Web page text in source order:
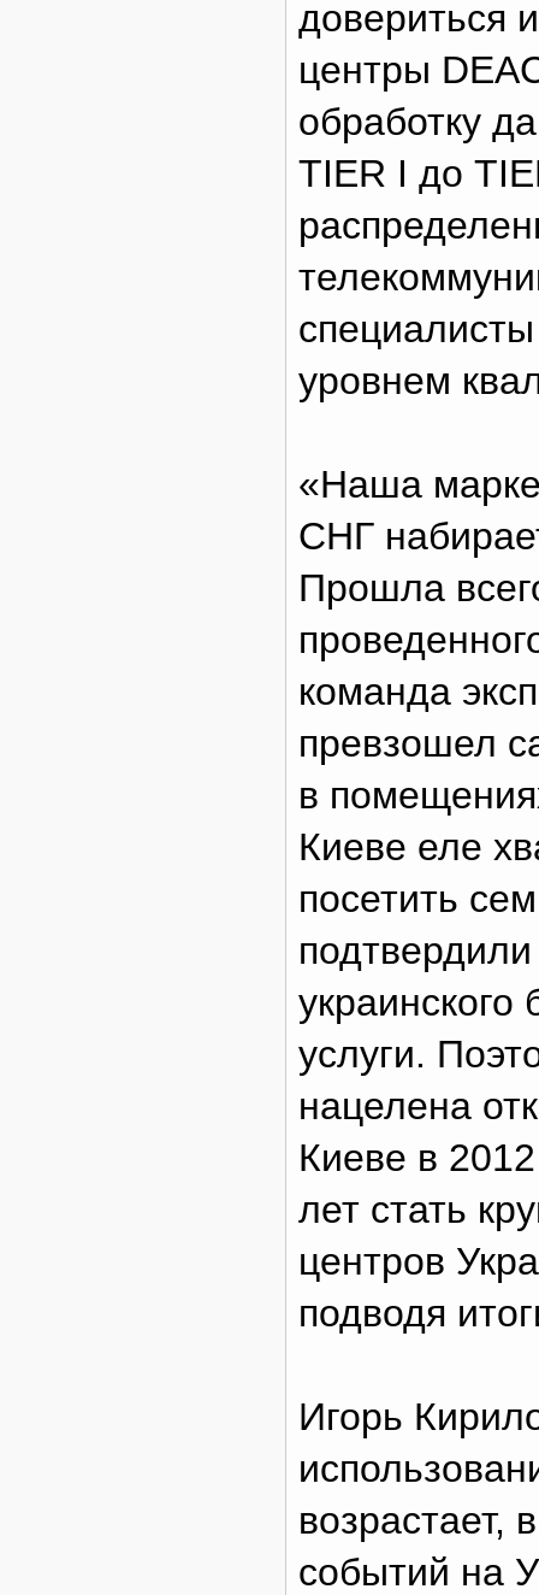
довериться
центры
обработку
TIER I до
уровнем
«Наша
СНГ
Прошла
команда
превзошел
в
Киеве еле
посетить
услуги.
нацелена
Киеве в
лет стать
центров
подводя
Игорь
возрастает,
событий на